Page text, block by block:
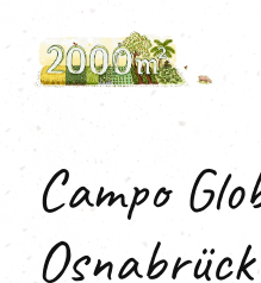
contenido
Campo
Osnabrück